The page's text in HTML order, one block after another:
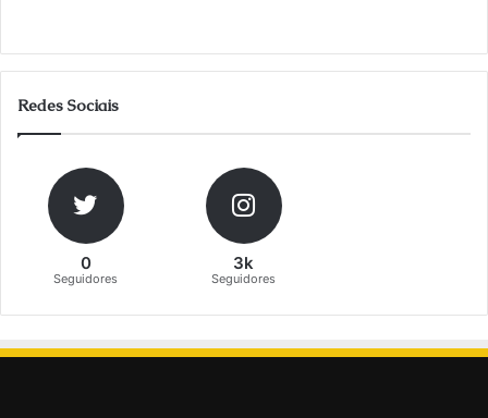
Redes Sociais
0
Seguidores
3k
Seguidores